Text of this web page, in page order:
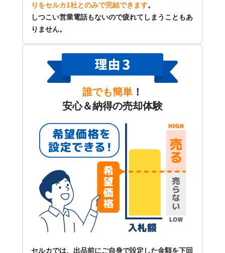
りをセルカ1社とのみで完結できます。
しつこい営業電話もないので疲れてしまうこともあ
りません。
誰でも簡単 ！
安心＆納得の売却体験
セルカでは、出品前にご自身で設定した金額を下回